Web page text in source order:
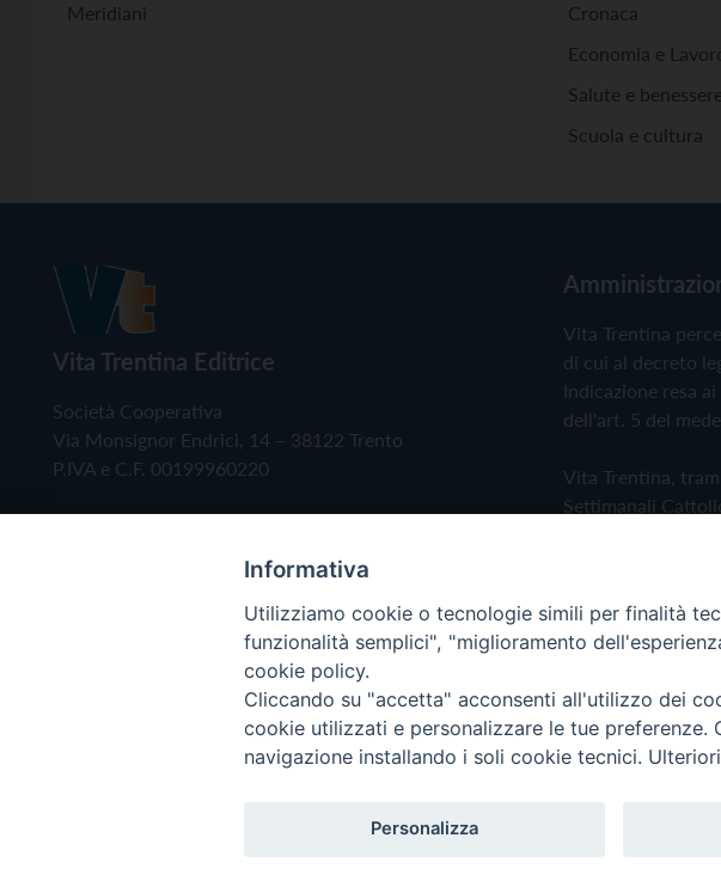
Meridiani
Cronaca
Economia e
Salute e benessere
Scuola e cultura
Vita Trentina Editrice
Società Cooperativa
Via Monsignor Endrici, 14 – 38122 Trento
P.IVA e C.F. 00199960220
Vita Trentina
di cui al decreto
Indicazione resa
dell'art. 5 del
Vita Trentina,
Settimanali
Privacy Policy
Copyright © 2019 - Tutti i diritti riservati - Vita Trentina Editrice
Informativa
Utilizziamo cookie o tecnologie simili per finalità
funzionalità semplici", "miglioramento
cookie policy.
Cliccando su "accetta" acconsenti all'utilizzo dei
cookie utilizzati e personalizzare le tue
navigazione installando i soli cookie tecnici.
Personalizza